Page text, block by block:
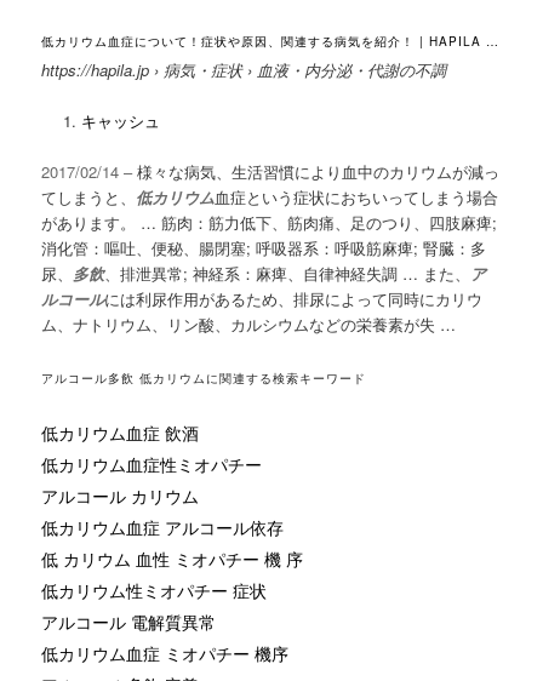
低カリウム血症について！症状や原因、関連する病気を紹介！ | HAPILA …
https://hapila.jp › 病気・症状 › 血液・内分泌・代謝の不調
キャッシュ
2017/02/14 –様々な病気、生活習慣により血中のカリウムが減っ
てしまうと、 低カリウム血症という症状におちいってしまう場合
があります。 … 筋肉：筋力低下、筋肉痛、足のつり、四肢麻痺;
消化管：嘔吐、便秘、腸閉塞; 呼吸器系：呼吸筋麻痺; 腎臓：多
尿、
多飲、排泄異常; 神経系：麻痺、自律神経失調 … また、
ア
ルコールには利尿作用があるため、排尿によって同時にカリウ
ム、ナトリウム、リン酸、カルシウムなどの栄養素が失 …
アルコール多飲 低カリウムに関連する検索キーワード
低カリウム血症 飲酒
低カリウム血症性ミオパチー
アルコール カリウム
低カリウム血症 アルコール依存
低 カリウム 血性 ミオパチー 機 序
低カリウム性ミオパチー 症状
アルコール 電解質異常
低カリウム血症 ミオパチー 機序